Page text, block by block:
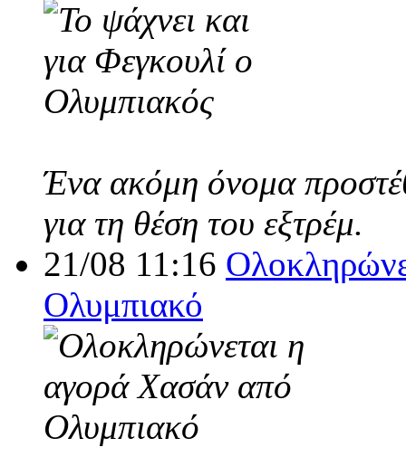
Ένα ακόμη όνομα
για τη θέση του εξτρέμ.
21/08 11:16
Ολυμπιακό